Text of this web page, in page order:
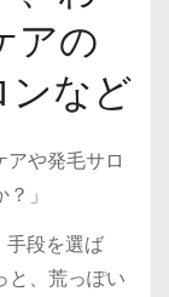
アの
ンなど
や発毛サロ
」
手段を選ば
と、荒っぽい